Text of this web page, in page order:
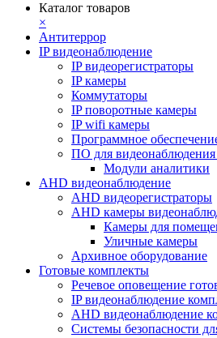
Каталог товаров
×
Антитеррор
IP видеонаблюдение
IP видеорегистраторы
IP камеры
Коммутаторы
IP поворотные камеры
IP wifi камеры
Программное
ПО для
Модули аналитики
AHD видеонаблюдение
AHD видеорегистраторы
AHD камеры
Камеры для
Уличные камеры
Архивное оборудование
Готовые комплекты
Речевое оповещение
IP видеонаблюдение
AHD видеонаблюдение
Системы безопасности